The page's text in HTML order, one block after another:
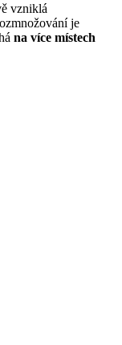
vzniklá
je
na více místech